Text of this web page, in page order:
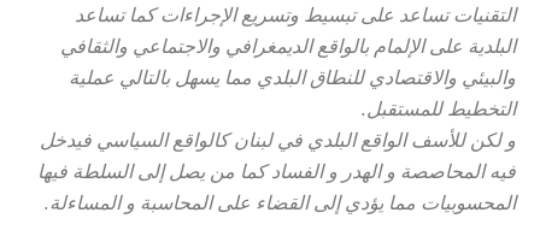
التقنيات تساعد على تبسيط وتسريع الإجراءات كما تساعد
البلدية على الإلمام بالواقع الديمغرافي والاجتماعي والثقافي
والبيئي والاقتصادي للنطاق البلدي مما يسهل بالتالي عملية
التخطيط للمستقبل.
و لكن للأسف الواقع البلدي في لبنان كالواقع السياسي فيدخل
فيه المحاصصة و الهدر و الفساد كما من يصل إلى السلطة فيها
المحسوبيات مما يؤدي إلى القضاء على المحاسبة و المساءلة.